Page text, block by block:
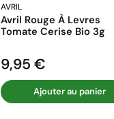
AVRIL
Avril Rouge À Levres
Tomate Cerise Bio 3g
Prix
9,95 €
Ajouter au panier